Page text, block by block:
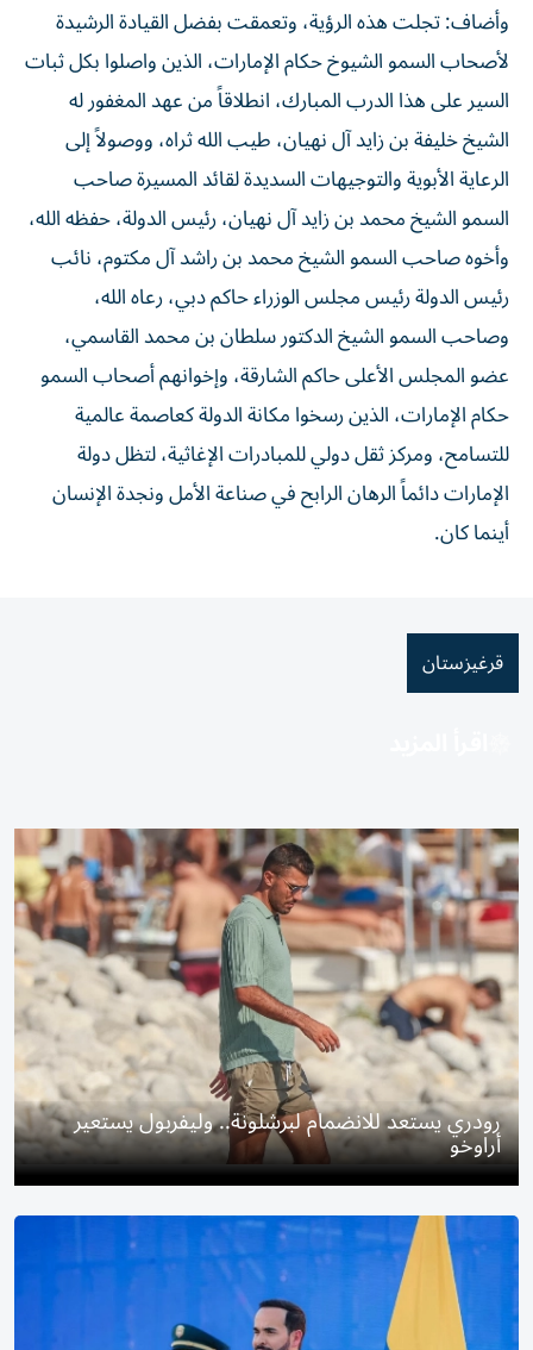
وأضاف: تجلت هذه الرؤية، وتعمقت بفضل القيادة الرشيدة
لأصحاب السمو الشيوخ حكام الإمارات، الذين واصلوا بكل ثبات
السير على هذا الدرب المبارك، انطلاقاً من عهد المغفور له
الشيخ خليفة بن زايد آل نهيان، طيب الله ثراه، ووصولاً إلى
الرعاية الأبوية والتوجيهات السديدة لقائد المسيرة صاحب
السمو الشيخ محمد بن زايد آل نهيان، رئيس الدولة، حفظه الله،
وأخوه صاحب السمو الشيخ محمد بن راشد آل مكتوم، نائب
رئيس الدولة رئيس مجلس الوزراء حاكم دبي، رعاه الله،
وصاحب السمو الشيخ الدكتور سلطان بن محمد القاسمي،
عضو المجلس الأعلى حاكم الشارقة، وإخوانهم أصحاب السمو
حكام الإمارات، الذين رسخوا مكانة الدولة كعاصمة عالمية
للتسامح، ومركز ثقل دولي للمبادرات الإغاثية، لتظل دولة
الإمارات دائماً الرهان الرابح في صناعة الأمل ونجدة الإنسان
أينما كان.
قرغيزستان
رودري يستعد للانضمام لبرشلونة.. وليفربول يستعير
أراوخو